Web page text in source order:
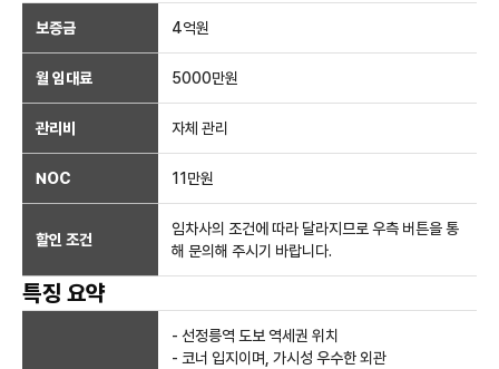
보증금 4억원
월 임대료 5000만원
관리비 자체 관리
NOC 11만원
할인 조건
임차사의 조건에 따라 달라지므로 우측 버튼을 통
해 문의해 주시기 바랍니다.
특징 요약
- 선정릉역 도보 역세권 위치
- 코너 입지이며, 가시성 우수한 외관